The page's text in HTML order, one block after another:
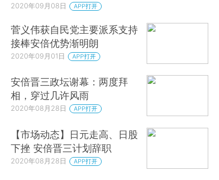
2020年09月08日 APP打开
菅义伟获自民党主要派系支持
接棒安倍优势渐明朗
2020年09月01日 APP打开
安倍晋三政坛谢幕：两度拜
相，穿过几许风雨
2020年08月28日 APP打开
【市场动态】日元走高、日股
下挫 安倍晋三计划辞职
2020年08月28日 APP打开